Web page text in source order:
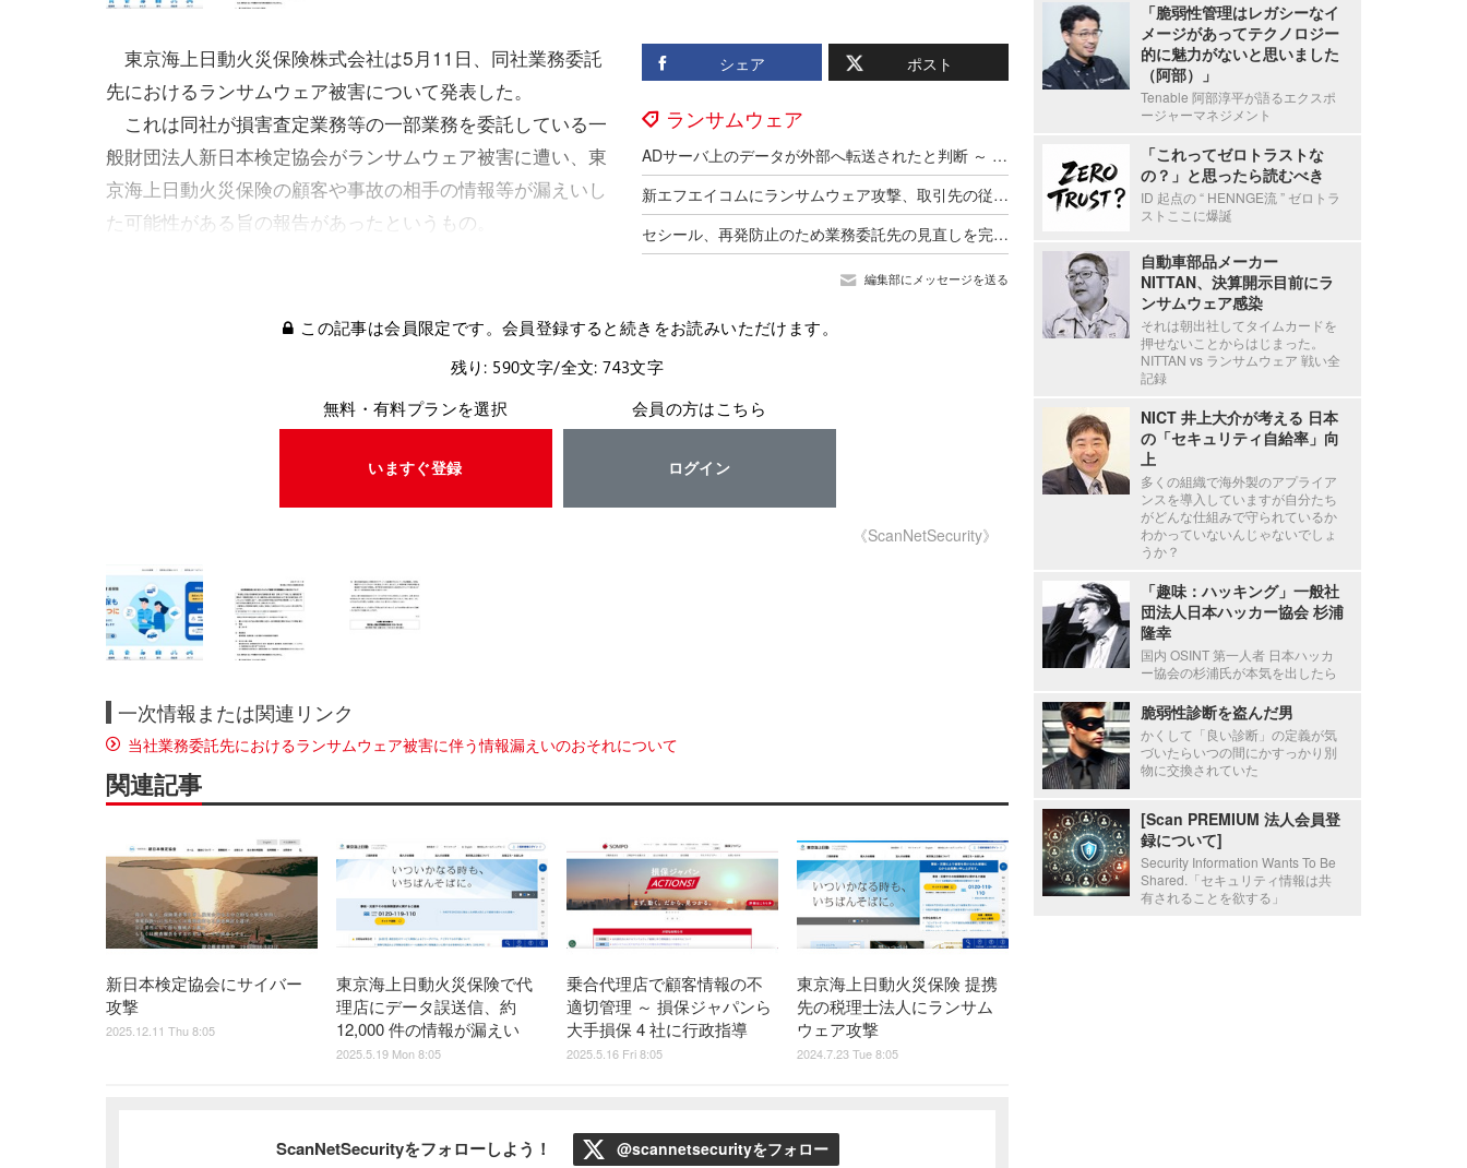
シェア ポスト
ランサムウェア
ADサーバ上のデータが外部へ転送されたと判断 ～ 精電舎電子工業にランサムウェア攻撃
新エフエイコムにランサムウェア攻撃、取引先の従業員に関する個人情報が漏えいした可能性
セシール、再発防止のため業務委託先の見直しを完了し選定基準と管理も強化
編集部にメッセージを送る
東京海上日動火災保険株式会社は5月11日、同社業務委託
先におけるランサムウェア被害について発表した。
これは同社が損害査定業務等の一部業務を委託している一
般財団法人新日本検定協会がランサムウェア被害に遭い、東
京海上日動火災保険の顧客や事故の相手の情報等が漏えいし
た可能性がある旨の報告があったというもの。
この記事は会員限定です。会員登録すると続きをお読みいただけます。
残り: 590文字/全文: 743文字
無料・有料プランを選択
いますぐ登録
会員の方はこちら
ログイン
《ScanNetSecurity》
一次情報または関連リンク
当社業務委託先におけるランサムウェア被害に伴う情報漏えいのおそれについて
関連記事
新日本検定協会にサイバー
攻撃
2025.12.11 Thu 8:05
東京海上日動火災保険で代
理店にデータ誤送信、約
12,000 件の情報が漏えい
2025.5.19 Mon 8:05
乗合代理店で顧客情報の不
適切管理 ～ 損保ジャパンら
大手損保 4 社に行政指導
2025.5.16 Fri 8:05
東京海上日動火災保険 提携
先の税理士法人にランサム
ウェア攻撃
2024.7.23 Tue 8:05
ScanNetSecurityをフォローしよう！ @scannetsecurityをフォロー
「脆弱性管理はレガシーなイ
メージがあってテクノロジー
的に魅力がないと思いました
（阿部）」
Tenable 阿部淳平が語るエクスポ
ージャーマネジメント
「これってゼロトラストな
の？」と思ったら読むべき
ID 起点の “ HENNGE流 ” ゼロトラ
ストここに爆誕
自動車部品メーカー
NITTAN、決算開示目前にラ
ンサムウェア感染
それは朝出社してタイムカードを
押せないことからはじまった。
NITTAN vs ランサムウェア 戦い全
記録
NICT 井上大介が考える 日本
の「セキュリティ自給率」向
上
多くの組織で海外製のアプライア
ンスを導入していますが自分たち
がどんな仕組みで守られているか
わかっていないんじゃないでしょ
うか？
「趣味：ハッキング」一般社
団法人日本ハッカー協会 杉浦
隆幸
国内 OSINT 第一人者 日本ハッカ
ー協会の杉浦氏が本気を出したら
脆弱性診断を盗んだ男
かくして「良い診断」の定義が気
づいたらいつの間にかすっかり別
物に交換されていた
[Scan PREMIUM 法人会員登
録について]
Security Information Wants To Be
Shared.「セキュリティ情報は共
有されることを欲する」